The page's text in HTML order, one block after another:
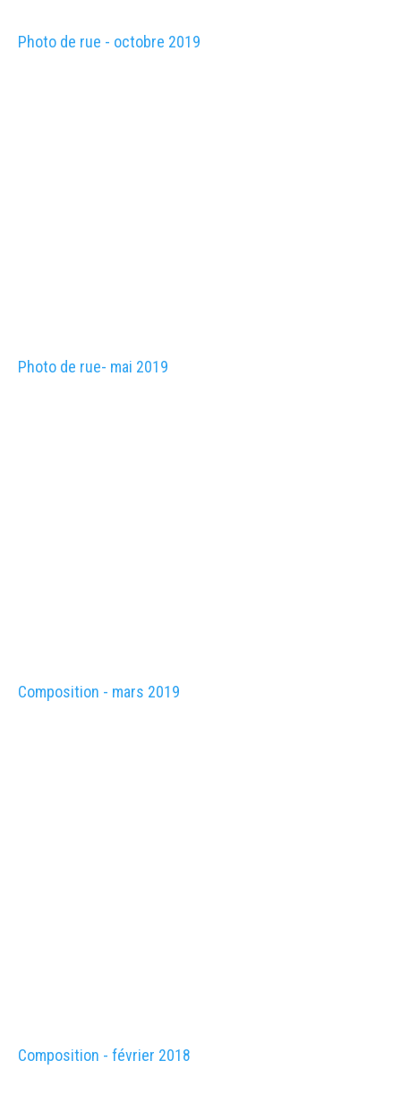
Photo de rue - octobre 2019
Photo de rue- mai 2019
Composition - mars 2019
Composition - février 2018